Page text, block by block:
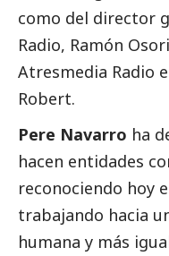
como del director
Radio, Ramón
Atresmedia Radio
Robert.
Pere Navarro ha
hacen entidades
reconociendo hoy
trabajando hacia
humana y más